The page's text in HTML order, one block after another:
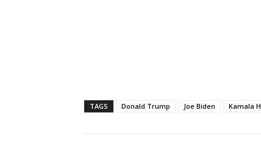
TAGS Donald Trump Joe Biden Kamala